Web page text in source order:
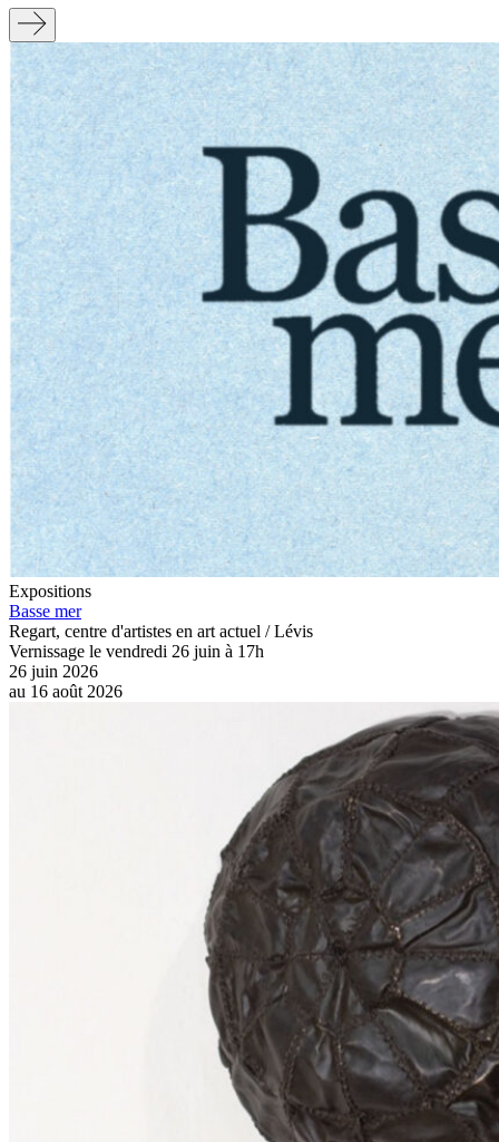
Expositions
Basse mer
Regart, centre d'artistes en art actuel / Lévis
Vernissage le vendredi 26 juin à 17h
26 juin 2026
au 16 août 2026